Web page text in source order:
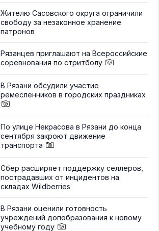
Жителю Сасовского округа ограничили
свободу за незаконное хранение
патронов
Рязанцев приглашают на Всероссийские
соревнования по стритболу
В Рязани обсудили участие
ремесленников в городских праздниках
По улице Некрасова в Рязани до конца
сентября закроют движение
транспорта
Сбер расширяет поддержку селлеров,
пострадавших от инцидентов на
складах Wildberries
В Рязани оценили готовность
учреждений допобразования к новому
учебному году